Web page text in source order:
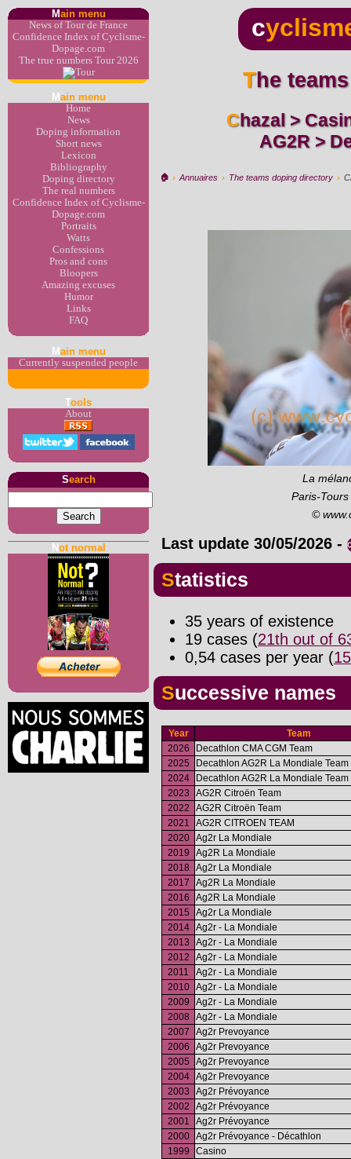
Main menu
News of Tour de France
Confidence Index of Cyclisme-
Dopage.com
The true numbers Tour 2026
M ain menu
Home
News
Doping information
Short news
Lexicon
Bibliography
Doping directory
The real numbers
Confidence Index of Cyclisme-
Dopage.com
Portraits
Watts
Confessions
Pros and cons
Bloopers
Amazing excuses
Humor
Links
FAQ
M ain menu
Currently suspended people
Tools
About
Search
Not normal
c
The
Chazal > Casino > AG2R > Decathlon
AG2R >
🏠︎ › Annuaires › The teams doping directory ›
La
Paris-
©
Last update 30/05/2026 -
Statistics
35 years of existence
19 cases (21th out of
0,54 cases per year (
Successive names
Year
Team
2026
Decathlon CMA CGM Team
2025
Decathlon AG2R La Mondiale Team
2024
Decathlon AG2R La Mondiale Team
2023
AG2R Citroën Team
2022
AG2R Citroën Team
2021
AG2R CITROEN TEAM
2020
Ag2r La Mondiale
2019
Ag2R La Mondiale
2018
Ag2r La Mondiale
2017
Ag2R La Mondiale
2016
Ag2R La Mondiale
2015
Ag2r La Mondiale
2014
Ag2r - La Mondiale
2013
Ag2r - La Mondiale
2012
Ag2r - La Mondiale
2011
Ag2r - La Mondiale
2010
Ag2r - La Mondiale
2009
Ag2r - La Mondiale
2008
Ag2r - La Mondiale
2007
Ag2r Prevoyance
2006
Ag2r Prevoyance
2005
Ag2r Prevoyance
2004
Ag2r Prevoyance
2003
Ag2r Prévoyance
2002
Ag2r Prévoyance
2001
Ag2r Prévoyance
2000
Ag2r Prévoyance - Décathlon
1999
Casino